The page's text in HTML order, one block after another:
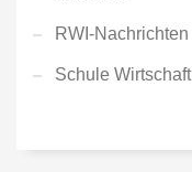
RWI-Nachrichten
Schule Wirtschaft